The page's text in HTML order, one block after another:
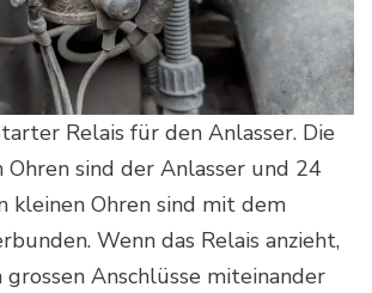
Relais für den Anlasser. Die
Ohren sind der Anlasser und 24
kleinen Ohren sind mit dem
Wenn das Relais anzieht,
Anschlüsse miteinander